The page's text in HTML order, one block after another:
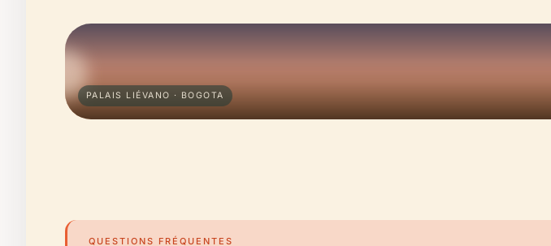
PALAIS LIÉVANO · BOGOTA
QUESTIONS FRÉQUENTES